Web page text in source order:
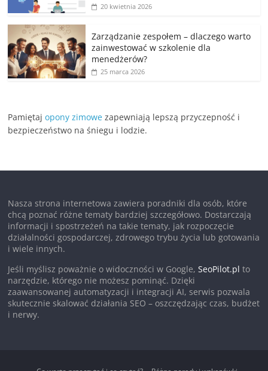
20 kwietnia 2026
Zarządzanie zespołem – dlaczego warto
zainwestować w szkolenie dla
menedżerów?
25 marca 2026
Pamiętajopony zimowe zapewniają lepszą przyczepność i
bezpieczeństwo na śniegu i lodzie.
Nasza strona internetowa zawiera poradniki dla osób, które
chcą poznać różne tematy bardziej szczegółowo. Dostarczają
informacji i spostrzeżeń na takie tematy, jak rozpoczęcie
działalności gospodarczej, zdrowego trybu życia lub gotowania
i wiele innych.
Jeśli myślisz poważnie o widoczności w Google,SeoPilot.pl to
narzędzie, którego nie możesz pominąć. Dzięki
zaawansowanej automatyzacji i integracji AI, serwis pozwala
skutecznie skalować działania SEO – oszczędzając czas, budżet
i nerwy.